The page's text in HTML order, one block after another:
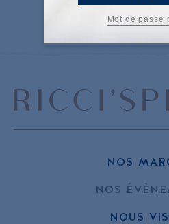
NOS
NOS
NOUS
Mot de passe